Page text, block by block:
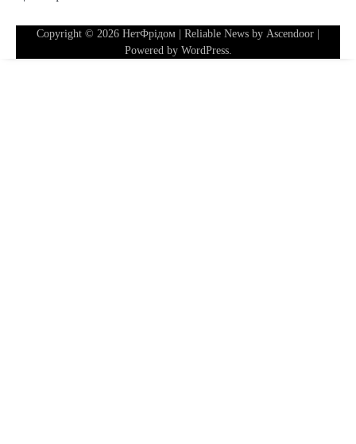
Copyright © 2026 НетФрідом | Reliable News by Ascendoor
Powered by WordPress.